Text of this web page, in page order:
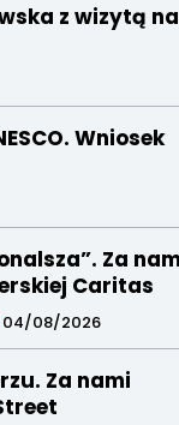
z wizytą na
Wniosek
Za
Caritas
04/08/2026
Za nami